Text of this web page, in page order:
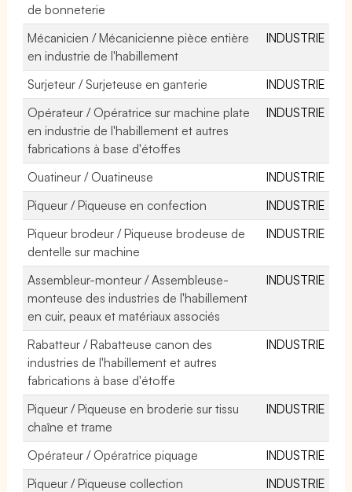
de bonneterie
Mécanicien / Mécanicienne pièce entière
en industrie de l'habillement
INDUSTRIE
Surjeteur / Surjeteuse en ganterie
INDUSTRIE
Opérateur / Opératrice sur machine plate
en industrie de l'habillement et autres
fabrications à base d'étoffes
INDUSTRIE
Ouatineur / Ouatineuse
INDUSTRIE
Piqueur / Piqueuse en confection
INDUSTRIE
Piqueur brodeur / Piqueuse brodeuse de
dentelle sur machine
INDUSTRIE
Assembleur-monteur / Assembleuse-
monteuse des industries de l'habillement
en cuir, peaux et matériaux associés
INDUSTRIE
Rabatteur / Rabatteuse canon des
industries de l'habillement et autres
fabrications à base d'étoffe
INDUSTRIE
Piqueur / Piqueuse en broderie sur tissu
chaîne et trame
INDUSTRIE
Opérateur / Opératrice piquage
INDUSTRIE
Piqueur / Piqueuse collection
INDUSTRIE